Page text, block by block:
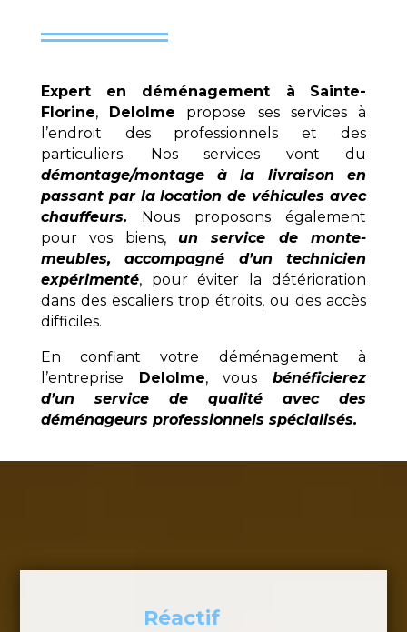
Expert en déménagement à
Sainte-
Florine, Delolme propose ses services à
l’endroit des professionnels et des
particuliers. Nos services vont du
démontage/montage à la livraison en
passant par la location de véhicules avec
chauffeurs. Nous proposons également
pour vos biens, un service de monte-
meubles, accompagné d’un technicien
expérimenté, pour éviter la détérioration
dans des escaliers trop étroits, ou des accès
difficiles.
En confiant votre déménagement à
l’entreprise
Delolme, vousbénéficierez
d’un service de qualité avec des
déménageurs professionnels spécialisés.
Réactif